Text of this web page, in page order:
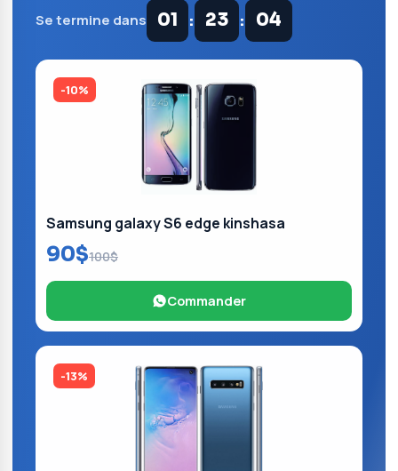
Se termine dans 01 : 23 : 03
-10%
Samsung galaxy S6 edge kinshasa
90$100$
Commander
-13%